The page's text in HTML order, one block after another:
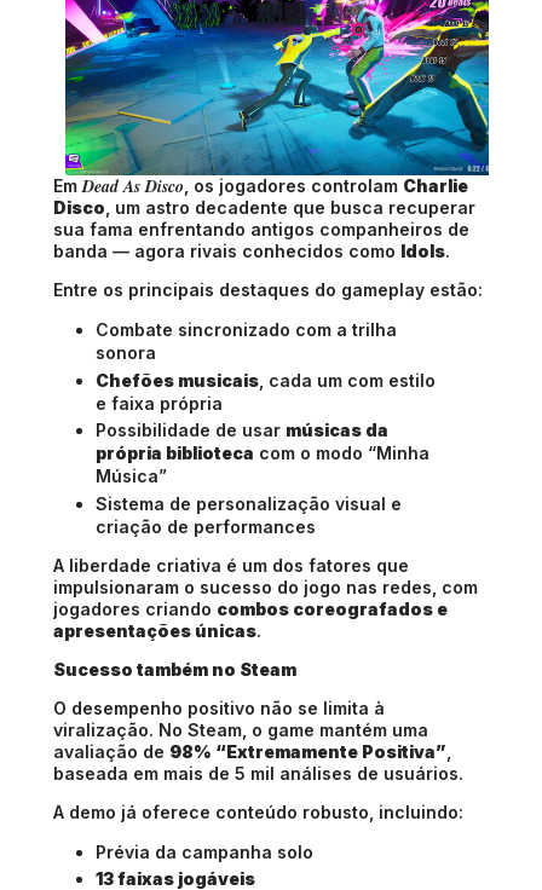
Em Dead As Disco , os jogadores controlam Charlie
Disco , um astro decadente que busca recuperar
sua fama enfrentando antigos companheiros de
banda — agora rivais conhecidos como Idols.
Entre os principais destaques do gameplay estão:
Combate sincronizado com a trilha
sonora
Chefões musicais , cada um com estilo
e faixa própria
Possibilidade de usar músicas da
própria biblioteca com o modo “Minha
Música”
Sistema de personalização visual e
criação de performances
A liberdade criativa é um dos fatores que
impulsionaram o sucesso do jogo nas redes, com
jogadores criando combos coreografados e
apresentações únicas.
Sucesso também no Steam
O desempenho positivo não se limita à
viralização. No Steam , o game mantém uma
avaliação de 98% “Extremamente Positiva”
baseada em mais de 5 mil análises de usuários.
A demo já oferece conteúdo robusto, incluindo:
Prévia da campanha solo
13 faixas jogáveis